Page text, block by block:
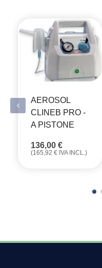
AEROSOL
CLINEB PRO -
A PISTONE
136,00 €
(165,92 € IVA INCL.)